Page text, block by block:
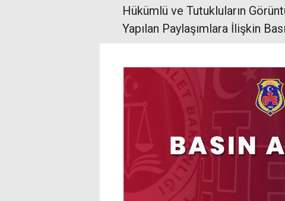
Hükümlü ve Tutukluların
Yapılan Paylaşımlara İlişkin